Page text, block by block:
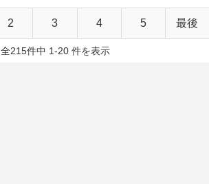
2 3 4 5 最後
全215件中 1-20 件を表示